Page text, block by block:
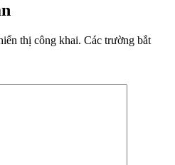
thị công khai. Các trường bắt